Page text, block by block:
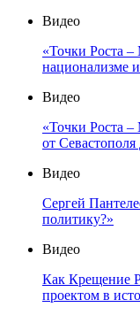
Видео
«Точки Роста
национализме
Видео
«Точки Роста
от
Видео
Сергей
политику?»
Видео
Как Крещение
проектом в